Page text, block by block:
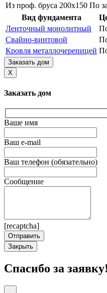
Из проф. бруса 200х150 По
Вид фундамента
Ленточный монолитный
Свайно-винтовой
Кровля металлочерепицей
Заказать дом
X
Заказать дом
Ваше имя
Ваш e-mail
Ваш телефон (обязательно)
Сообщение
[recaptcha]
Закрыть
Спасибо за заявку!